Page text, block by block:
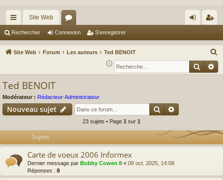
cc
ès
Site Web
or
u ne
xi
nr
eg
Rechercher Connexion S’enregistrer
Site Web Forum Les auteurs Ted BENOIT
e
c
Ted BENOIT
Modérateur : Rédacteur-Administrateur
Nouveau sujet Rechercher
23 sujets • Page 1 sur 1
Sujets
Carte de voeux 2006 Informex
Dernier message par Bobby Cowen II « 08 oct. 2025, 14:08
Réponses : 8